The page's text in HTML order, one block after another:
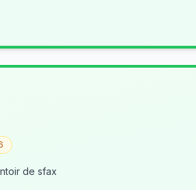
de sfax